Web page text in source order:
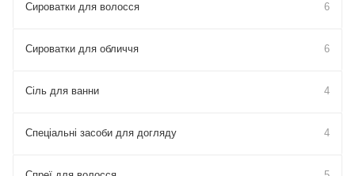
Сироватки для волосся 6
Сироватки для обличчя 6
Сіль для ванни 4
Спеціальні засоби для догляду 4